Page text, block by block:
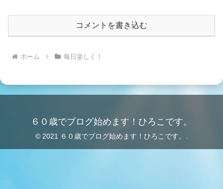
コメントを書き込む
ホーム 毎日楽しく！
６０歳でブログ始めます！ひろこです。
© 2021 ６０歳でブログ始めます！ひろこです。.